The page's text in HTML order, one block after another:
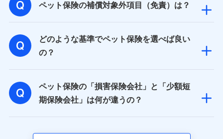
当社又は株式会社NTTドコモがサービス提供等を通じて
基本情報
氏名、電話番号、メールアドレス、お客さまの識別子、属
性、連絡先、dポイントサービスのご利用に関する情報。例
として、dポイントカード番号、性別、年齢、家族構成、住
利用情報
当社又は株式会社NTTドコモが提供する各種サービスなどの
ご契約・ご利用などに関する情報。例として、当社又は株式
会社NTTドコモが提供する各種サービスのご契約状態・ご利
ーション利用時の行動に関する情報、購入されたサービスや
ペット保険の補償対象外項目（免責）は？
どのような基準でペット保険を選べば良い
の？
ペット保険の「損害保険会社」と「少額短
期保険会社」は何が違うの？